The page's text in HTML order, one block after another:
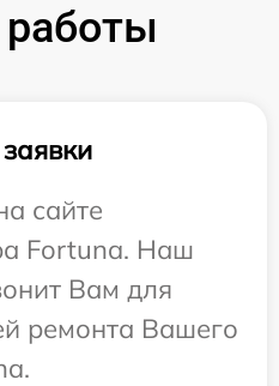
сайте
Fortuna. Наш
Вам для
ремонта Вашего